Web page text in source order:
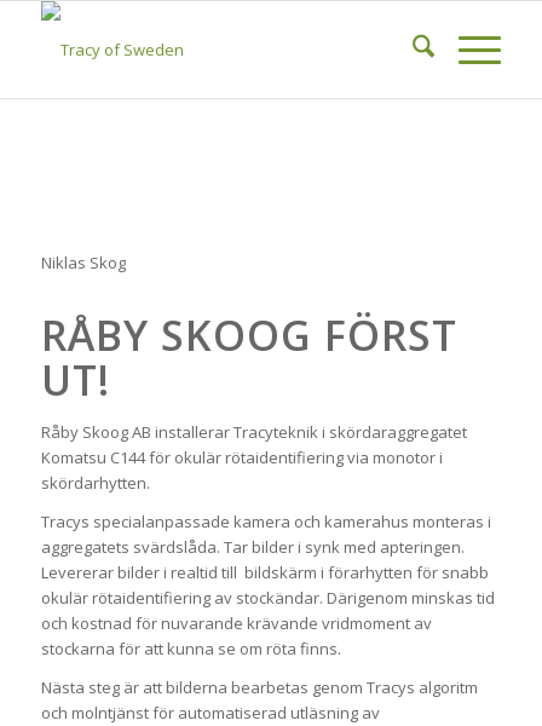
Niklas Skog
RÅBY SKOOG FÖRST
UT!
Råby Skoog AB installerar Tracyteknik i skördaraggregatet
Komatsu C144 för okulär rötaidentifiering via monotor i
skördarhytten.
Tracys specialanpassade kamera och kamerahus monteras i
aggregatets svärdslåda. Tar bilder i synk med apteringen.
Levererar bilder i realtid till bildskärm i förarhytten för snabb
okulär rötaidentifiering av stockändar. Därigenom minskas tid
och kostnad för nuvarande krävande vridmoment av
stockarna för att kunna se om röta finns.
Nästa steg är att bilderna bearbetas genom Tracys algoritm
och molntjänst för automatiserad utläsning av